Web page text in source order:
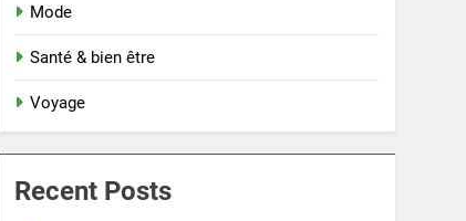
Mode
Santé & bien être
Voyage
Recent Posts